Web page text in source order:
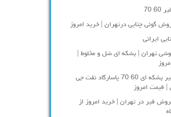
70
گونی چتایی درتهران | خرید امروز
ایرانی
تهران | بشکه ای شل و مخلوط |
خرید قیر بشکه ای 60 70 پاسارگاد نفت جی
| قیمت امروز
قیر در تهران | خرید امروز از